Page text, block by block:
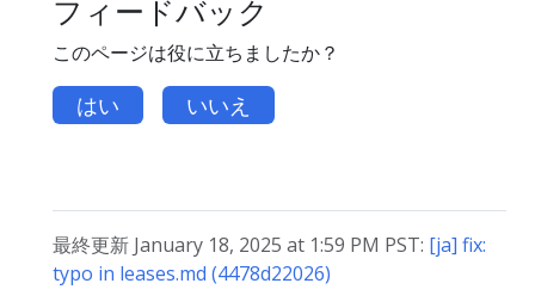
フィードバック
このページは役に立ちましたか？
はい いいえ
最終更新 January 18, 2025 at 1:59 PM PST: [ja] fix:
typo in leases.md (4478d22026)